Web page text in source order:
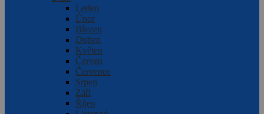
Leden
Únor
Březen
Duben
Květen
Červen
Červenec
Srpen
Září
Říjen